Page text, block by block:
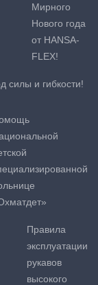
Мирного
Нового года
от HANSA-
FLEX!
силы и гибкости!
Правила
эксплуатации
рукавов
высокого